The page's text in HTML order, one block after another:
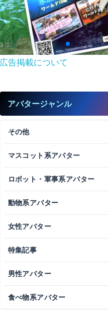
広告掲載について
アバタージャンル
その他
マスコット系アバター
ロボット・軍事系アバター
動物系アバター
女性アバター
特集記事
男性アバター
食べ物系アバター